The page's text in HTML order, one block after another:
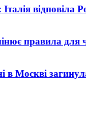
відповіла
правила для
в Москві